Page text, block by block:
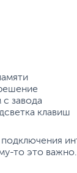
Пластик,
720p HD
завода
клавиш
то это важно.